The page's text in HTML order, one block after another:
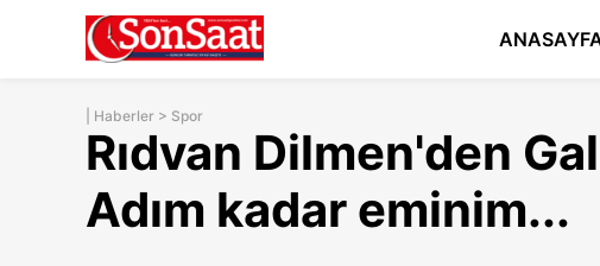
Haberler > Spor
Rıdvan Dilmen'den
Adım kadar eminim...